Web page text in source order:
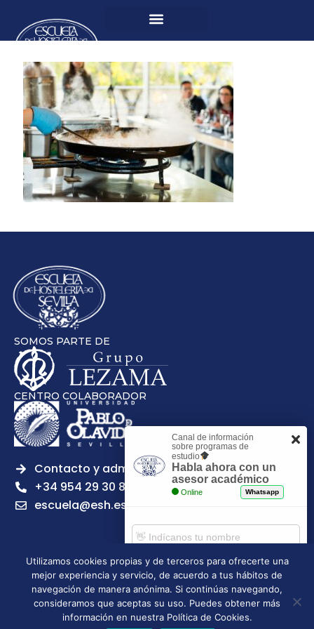
SOMOS PARTE DE
CENTRO COLABORADOR
Contacto y admisiones
+34 954 29 30 81
escuela@esh.es
Aviso legal Política de Privacidad
Política de Cookies
Política de calidad
Tablón de anuncios
Escuela Superior de Hostelería de Sevilla | 2026 | Todos los
Utilizamos cookies propias y de terceros para ofrecerte una
mejor experiencia y servicio, de acuerdo a tus hábitos de
navegación de manera anónima. Si continúas navegando,
consideramos que aceptas su uso. Puedes obtener más
información en nuestra Política de Cookies.
Canal de información
sobre programas de
estudio
Habla ahora con un
asesor académico
Online Whatsapp
Comenzar chat